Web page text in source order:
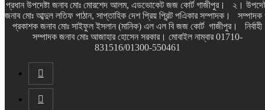
প্রধান উপদেষ্টা জনাব মোঃ মোরশেদ আলম, এডভোকেট জজ কোর্ট গাজীপুর। ২।
জনাব মোঃ আব্দুল লতিফ পাঠান, সাপ্তাহিক দেশ প্রিয় প্রিন্ট পএিকার সম্পাদক।
প্রকাশক জনাব মোঃ সাইফুল ইসলান (মানিক) এল এল বি জজ কোর্ট গাজীপুর। নির্বাহী
সম্পাদক জনাব মোঃ আজাহার হোসেন সরকার। মোবাইল নাম্বার 01710-
831516/01300-550461